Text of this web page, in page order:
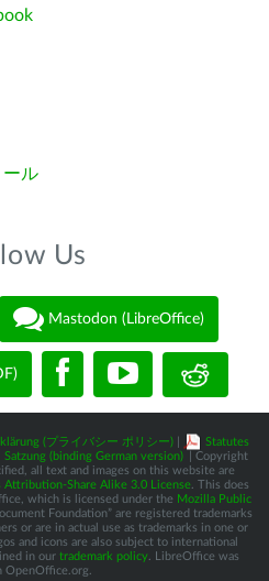
ール
Us
Mastodon (LibreOffice)
(プライバシー ポリシー)
Statutes
Satzung (binding German version)
| Copyright
all text and images on this website are
Attribution-Share Alike 3.0 License. This does
which is licensed under the Mozilla Public
Foundation” are registered trademarks
or are in actual use as trademarks in one or
and icons are also subject to international
in our trademark policy. LibreOffice was
OpenOffice.org.